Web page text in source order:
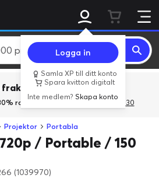
Logga in
Samla XP till ditt konto
Spara kvitton digitalt
Inte medlem?Skapa konto
frakt över 800 kr.
rabatt med rabattkoden 3Gives30
Projektor Portabla
/ Portable / 150
(1039970)